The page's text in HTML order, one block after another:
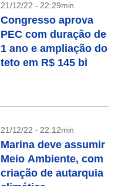
21/12/22 - 22:29min
Congresso aprova
PEC com duração de
1 ano e ampliação do
teto em R$ 145 bi
21/12/22 - 22:12min
Marina deve assumir
Meio Ambiente, com
criação de autarquia